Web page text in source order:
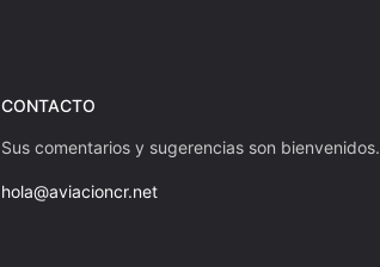
CONTACTO
Sus comentarios y sugerencias son bienvenidos.
hola@aviacioncr.net